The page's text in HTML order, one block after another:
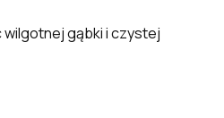
wilgotnej gąbki i czystej